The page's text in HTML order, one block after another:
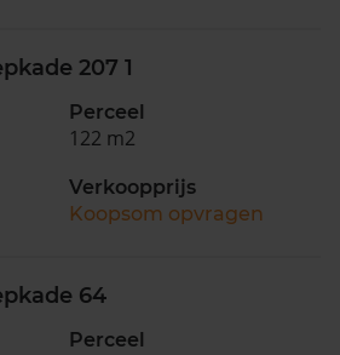
207 1
Perceel
122 m2
Verkoopprijs
Koopsom opvragen
64
Perceel